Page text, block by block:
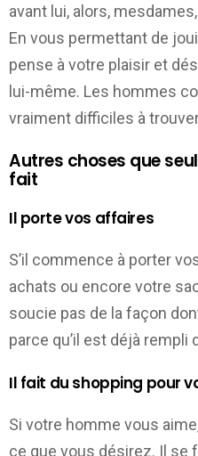
avant lui, alors,
En vous permettant de
pense à votre plaisir et
lui-même. Les hommes
vraiment difficiles à
Autres choses que
fait
Il porte vos affaires
S’il commence à porter
achats ou encore votre
soucie pas de la façon
parce qu’il est déjà rempli
Il fait du shopping pour
Si votre homme vous
ce que vous désirez. Il se